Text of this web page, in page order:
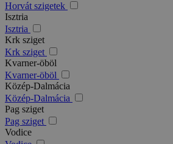
Horvát szigetek
Isztria
Isztria
Krk sziget
Krk sziget
Kvarner-öböl
Kvarner-öböl
Közép-Dalmácia
Közép-Dalmácia
Pag sziget
Pag sziget
Vodice